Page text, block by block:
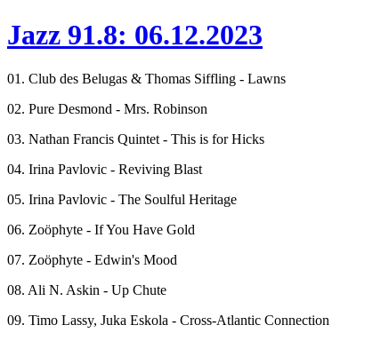
Jazz 91.8: 06.12.2023
01. Club des Belugas & Thomas Siffling - Lawns
02. Pure Desmond - Mrs. Robinson
03. Nathan Francis Quintet - This is for Hicks
04. Irina Pavlovic - Reviving Blast
05. Irina Pavlovic - The Soulful Heritage
06. Zoöphyte - If You Have Gold
07. Zoöphyte - Edwin's Mood
08. Ali N. Askin - Up Chute
09. Timo Lassy, Juka Eskola - Cross-Atlantic Connection